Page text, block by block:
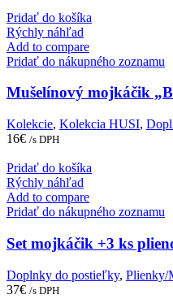
Pridať do košíka
Rýchly náhľad
Add to compare
Pridať do nákupného zoznamu
Mušelínový mojkáčik
Kolekcie, Kolekcia HUSI,
16€ /s DPH
Pridať do košíka
Rýchly náhľad
Add to compare
Pridať do nákupného zoznamu
Set mojkáčik +3 ks
Doplnky do postieľky, Plienky/
37€ /s DPH